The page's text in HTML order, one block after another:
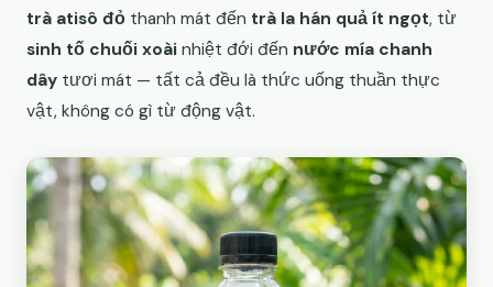
trà atisô đỏ thanh mát đến trà la hán quả ít ngọt, từ
sinh tố chuối xoài nhiệt đới đến nước mía chanh
dây tươi mát — tất cả đều là thức uống thuần thực
vật, không có gì từ động vật.